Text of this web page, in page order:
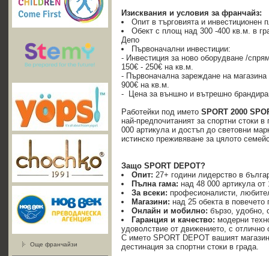
Още франчайзи
Изисквания и условия за франчайз:
Опит в търговията и инвестиционен
Обект с площ над 300 -400 кв.м. в
Депо
Първоначални инвестиции:
- Инвестиция за ново оборудване /
150€ - 250€ на кв.м.
- Първоначална зареждане на
900€ на кв.м.
- Цена за външно и вътрешно
Работейки под името SPORT 2000
най-предпочитаният за спортни стоки
000 артикула и достъп до световни
истинско преживяване за цялото
Защо SPORT DEPOT?
Опит: 27+ години лидерство в
Пълна гама: над 48 000 артикула
За всеки: професионалисти,
Магазини: над 25 обекта в повечето
Онлайн и мобилно: бързо, удобно,
Гаранция и качество: модерни
удоволствие от движението, с отлично
С името SPORT DEPOT вашият
дестинация за спортни стоки в града.